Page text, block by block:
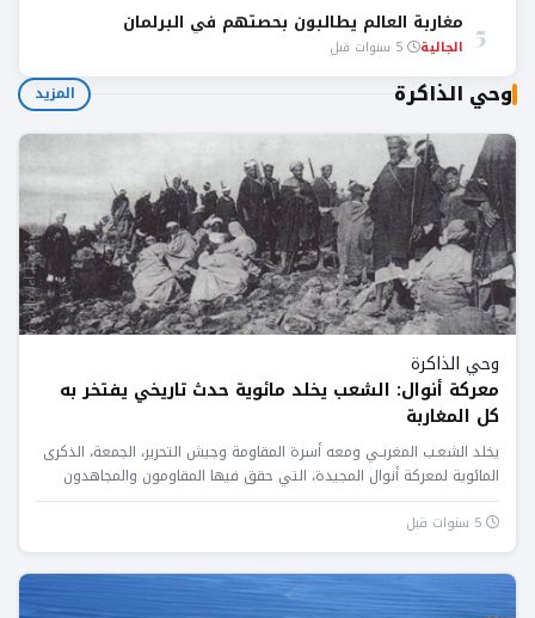
5 مغاربة العالم يطالبون بحصتهم في البرلمان
الجالية
وحي الذاكرة المزيد
وحي الذاكرة
معركة أنوال: الشعب يخلد مائوية حدث تاريخي يفتخر به
كل المغاربة
يخلد الشعـب المغربـي ومعه أسرة المقاومة وجيش التحرير، الجمعة، الذكرى
المائوية لمعركة أنوال المجيدة، التي حقق فيها المقاومون والمجاهدون
المغاربة...